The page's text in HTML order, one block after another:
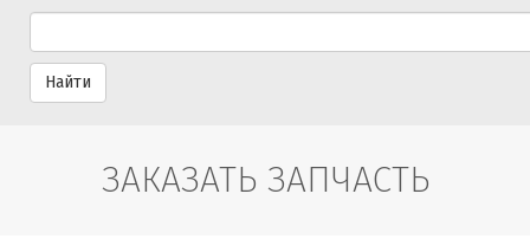
Найти
ЗАКАЗАТЬ ЗАПЧАСТЬ